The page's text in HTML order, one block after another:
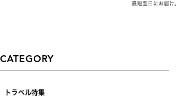
最短翌日にお届け。
CATEGORY
トラベル特集